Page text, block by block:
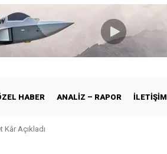
HABER ANALIZ – RAPOR İLETIŞIM
Kâr Açıkladı